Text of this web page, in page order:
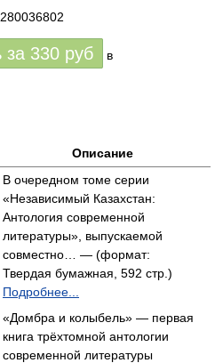
за 330 руб в
Описание
В очередном томе серии
«Независимый Казахстан:
Антология современной
литературы», выпускаемой
совместно… — (формат:
Твердая бумажная, 592 стр.)
Подробнее...
«Домбра и колыбель» — первая
книга трёхтомной антологии
современной литературы